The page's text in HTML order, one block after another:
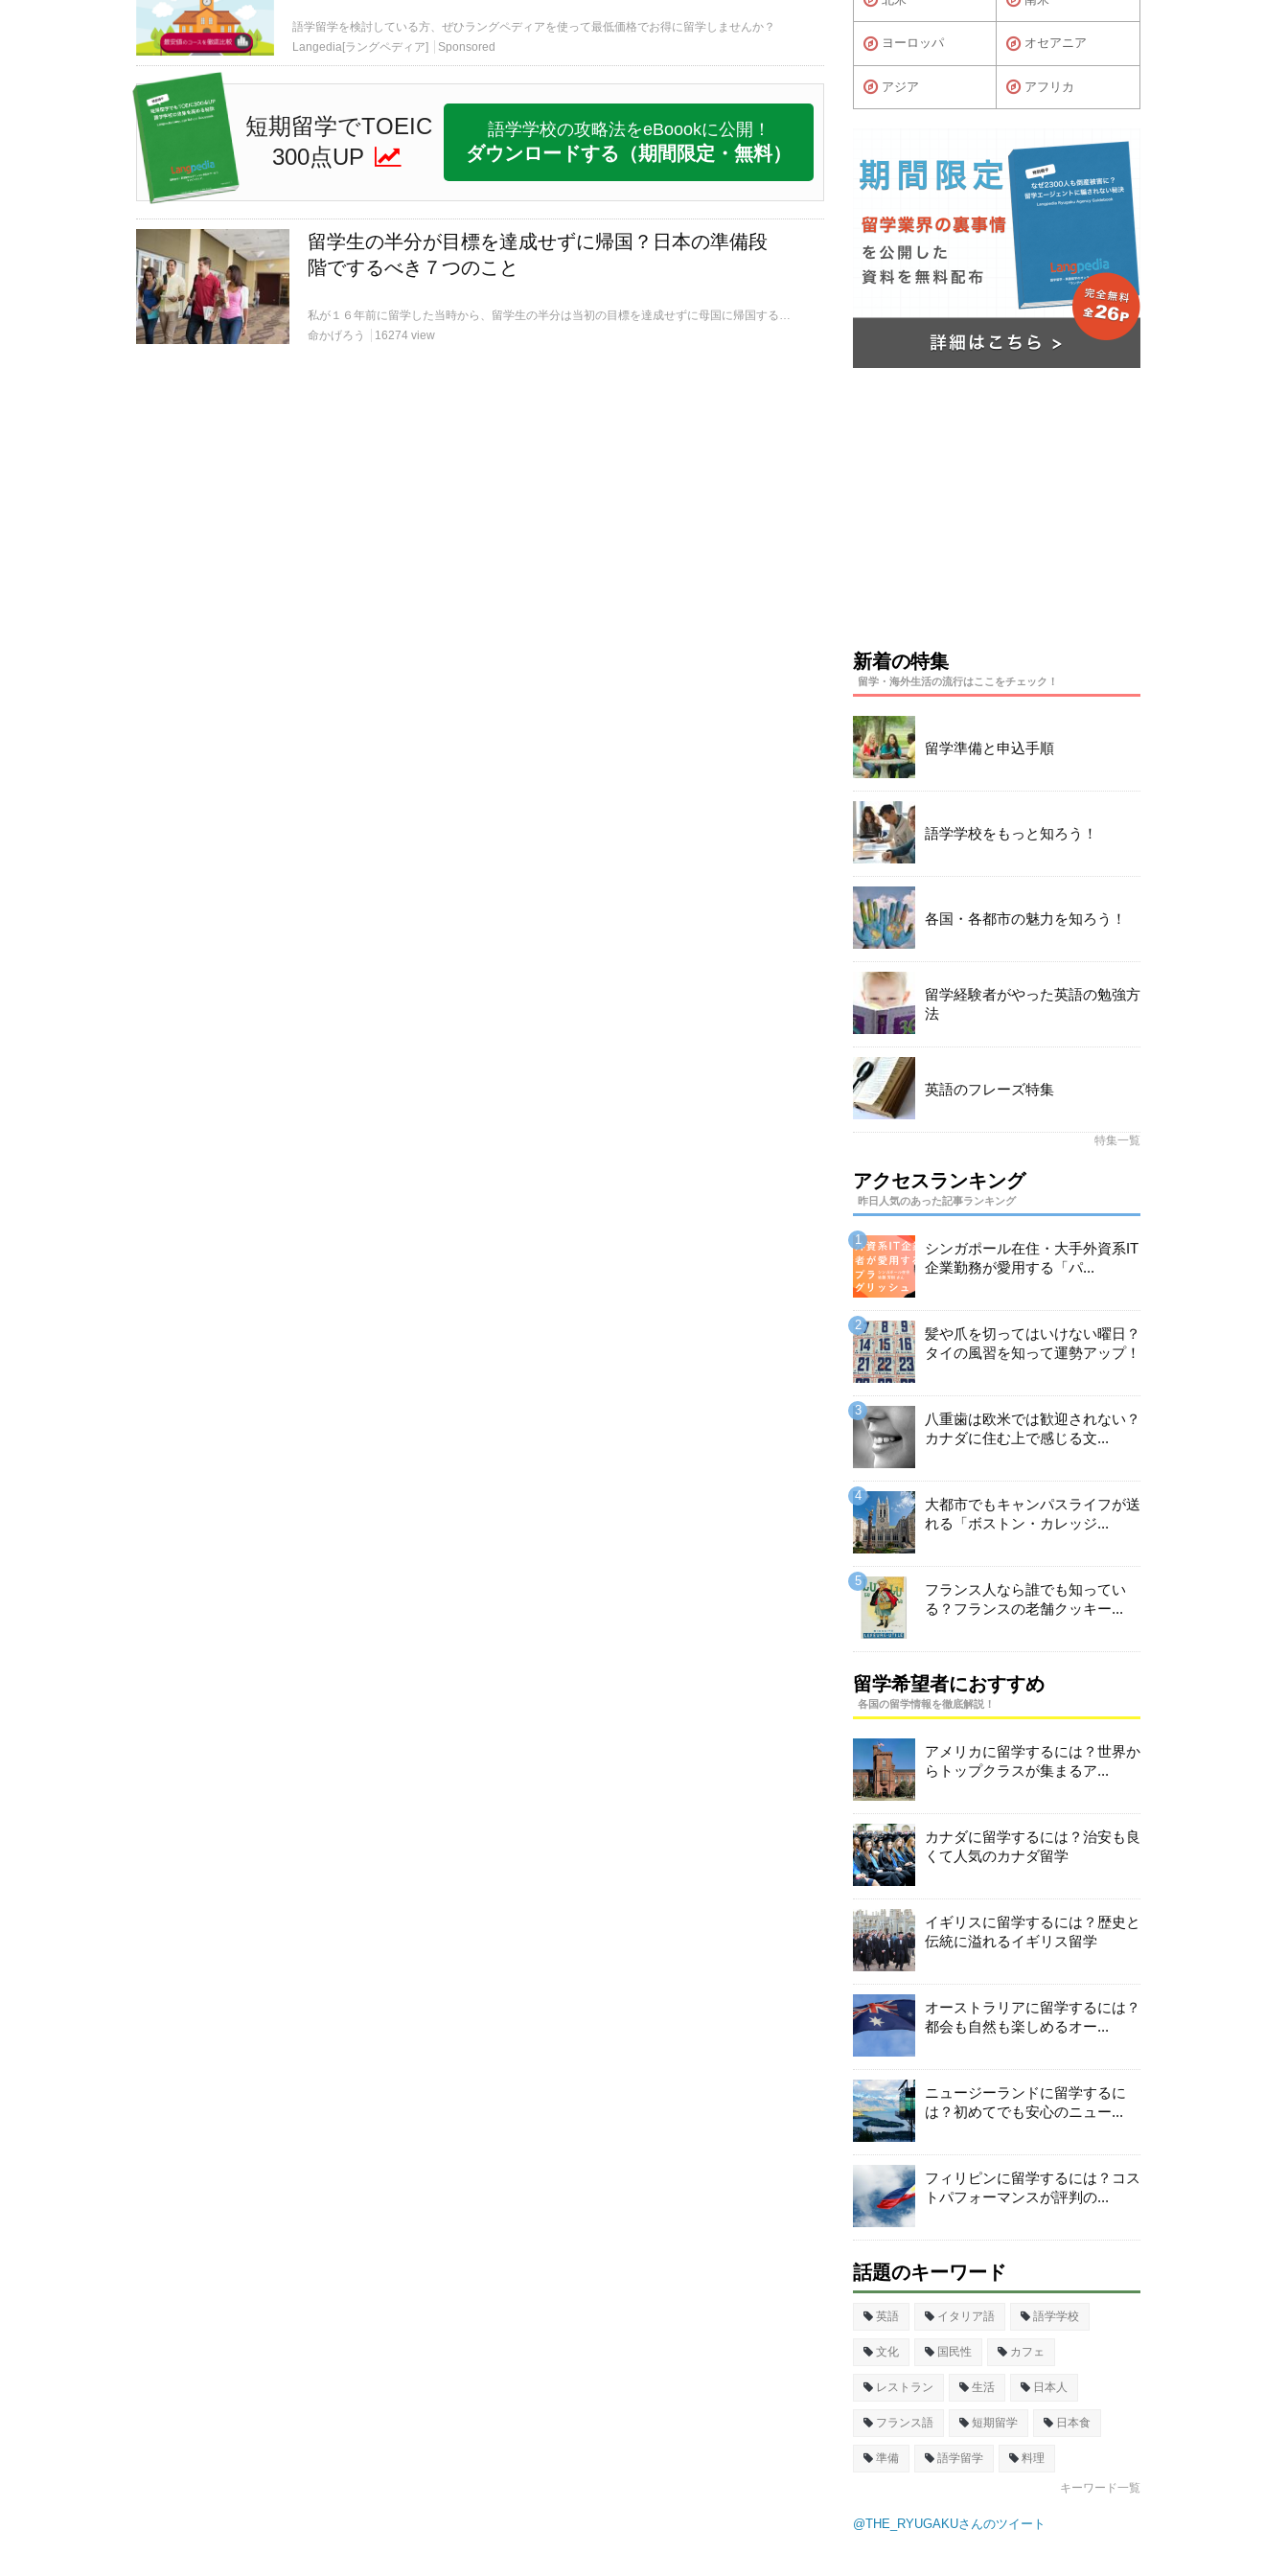
語学留学を検討している方、ぜひラングペディアを使って最低価格でお得に留学しませんか？
Langedia[ラングペディア]
Sponsored
短期留学でTOEIC
300点UP
語学学校の攻略法をeBoookに公開！
ダウンロードする （期間限定・無料）
留学生の半分が目標を達成せずに帰国？日本の準備段
階でするべき７つのこと
私が１６年前に留学した当時から、留学生の半分は当初の目標を達成せずに母国に帰国すると言われておりました。実際、留学生の半分は消えていく日常の中で、卒業するしないの大きな鍵の一つに、母国での準備があると思います。今回は留学するために日本でしておくべきことについて書いていきます。
命かげろう
16274 view
ヨーロッパ オセアニア
アジア アフリカ
新着の特集
留学・海外生活の流行はここをチェック！
留学準備と申込手順
語学学校をもっと知ろう！
各国・各都市の魅力を知ろう！
留学経験者がやった英語の勉強方
法
英語のフレーズ特集
特集一覧
アクセスランキング
昨日人気のあった記事ランキング
シンガポール在住・大手外資系IT
企業勤務が愛用する「パ...
髪や爪を切ってはいけない曜日？
タイの風習を知って運勢アップ！
八重歯は欧米では歓迎されない？
カナダに住む上で感じる文...
大都市でもキャンパスライフが送
れる「ボストン・カレッジ...
フランス人なら誰でも知ってい
る？フランスの老舗クッキー...
留学希望者におすすめ
各国の留学情報を徹底解説！
アメリカに留学するには？世界か
らトップクラスが集まるア...
カナダに留学するには？治安も良
くて人気のカナダ留学
イギリスに留学するには？歴史と
伝統に溢れるイギリス留学
オーストラリアに留学するには？
都会も自然も楽しめるオー...
ニュージーランドに留学するに
は？初めてでも安心のニュー...
フィリピンに留学するには？コス
トパフォーマンスが評判の...
話題のキーワード
英語 イタリア語 語学学校
文化 国民性 カフェ
レストラン 生活 日本人
フランス語 短期留学 日本食
準備 語学留学 料理
キーワード一覧
@THE_RYUGAKUさんのツイート